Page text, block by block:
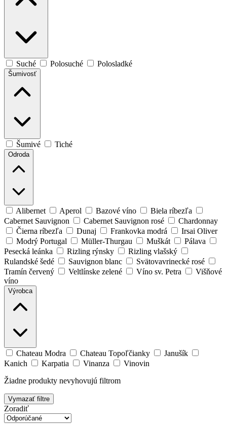
Suché Polosuché Polosladké
Šumivosť
Šumivé Tiché
Odroda
Alibernet Aperol Bazové víno
Biela ríbezľa
Cabernet Sauvignon
Cabernet Sauvignon rosé
Chardonnay
Čierna ríbezľa
Dunaj Frankovka modrá
Irsai Oliver
Modrý Portugal
Müller-Thurgau Muškát
Pálava
Pesecká leánka
Rizling rýnsky
Rizling vlašský
Rulandské šedé
Sauvignon blanc
Svätovavrinecké rosé
Tramín červený
Veltlínske zelené Víno sv. Petra
Višňové
víno
Výrobca
Chateau Modra Chateau Topoľčianky
Janušík
Kanich
Karpatia Vinanza
Vinovin
Žiadne produkty nevyhovujú filtrom
Vymazať filtre
Zoradiť